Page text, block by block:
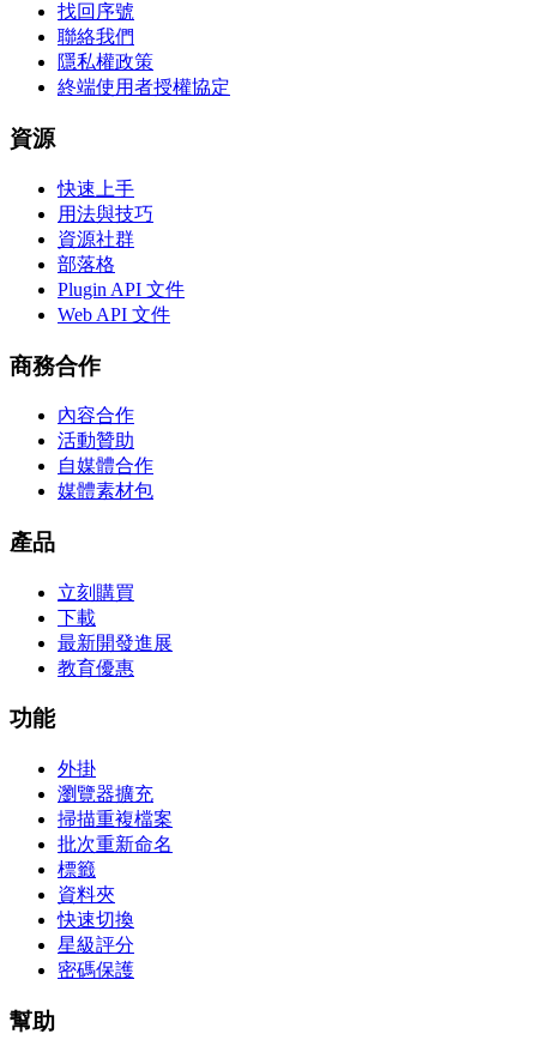
找回序號
聯絡我們
隱私權政策
終端使用者授權協定
資源
快速上手
用法與技巧
資源社群
部落格
Plugin API 文件
Web API 文件
商務合作
內容合作
活動贊助
自媒體合作
媒體素材包
產品
立刻購買
下載
最新開發進展
教育優惠
功能
外掛
瀏覽器擴充
掃描重複檔案
批次重新命名
標籤
資料夾
快速切換
星級評分
密碼保護
幫助